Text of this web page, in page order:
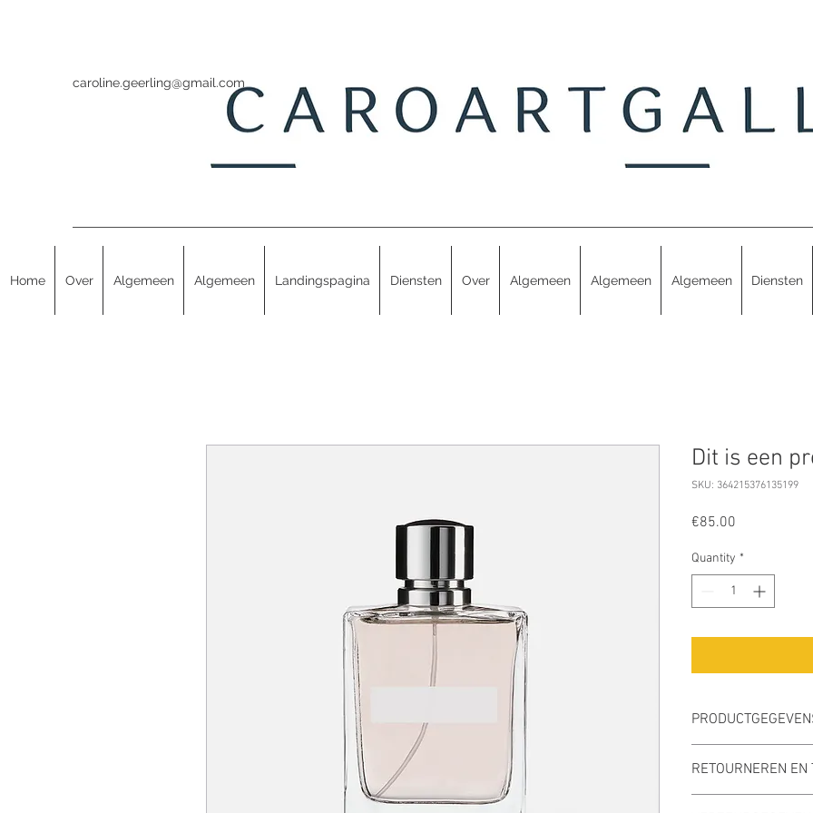
caroline.geerling@gmail.com
Home Over Algemeen Algemeen Landingspagina Diensten Over Algemeen Algemeen Algemeen Diensten
Dit is een
SKU: 364215376135199
€85.00
Quantity *
gegevens kwijt over
materiaal,
RETOURNEREN EN